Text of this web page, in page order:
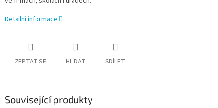
Detailní informace
ZEPTAT SE HLÍDAT SDÍLET
Související produkty